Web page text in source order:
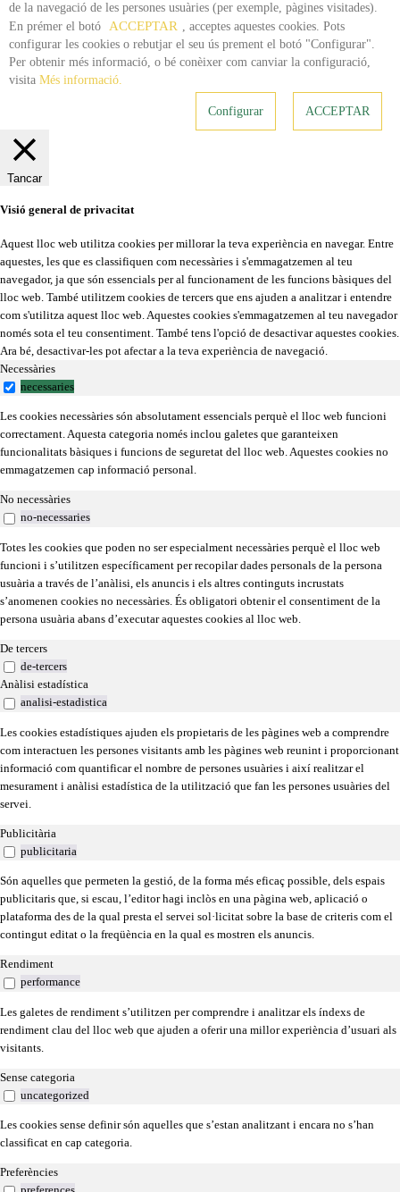
de la navegació de les persones usuàries (per exemple, pàgines visitades).
En prémer el botó
ACCEPTAR , acceptes aquestes cookies. Pots
configurar les cookies o rebutjar el seu ús prement el botó "Configurar".
Per obtenir més informació, o bé conèixer com canviar la configuració,
visita Més informació.
Configurar ACCEPTAR
Tancar
Visió general de privacitat
Aquest lloc web utilitza cookies per millorar la teva experiència en navegar. Entre
aquestes, les que es classifiquen com necessàries i s'emmagatzemen al teu
navegador, ja que són essencials per al funcionament de les funcions bàsiques del
lloc web. També utilitzem cookies de tercers que ens ajuden a analitzar i entendre
com s'utilitza aquest lloc web. Aquestes cookies s'emmagatzemen al teu navegador
només sota el teu consentiment. També tens l'opció de desactivar aquestes cookies.
Ara bé, desactivar-les pot afectar a la teva experiència de navegació.
Necessàries
necessaries
Les cookies necessàries són absolutament essencials perquè el lloc web funcioni
correctament. Aquesta categoria només inclou galetes que garanteixen
funcionalitats bàsiques i funcions de seguretat del lloc web. Aquestes cookies no
emmagatzemen cap informació personal.
No necessàries
no-necessaries
Totes les cookies que poden no ser especialment necessàries perquè el lloc web
funcioni i s’utilitzen específicament per recopilar dades personals de la persona
usuària a través de l’anàlisi, els anuncis i els altres continguts incrustats
s’anomenen cookies no necessàries. És obligatori obtenir el consentiment de la
persona usuària abans d’executar aquestes cookies al lloc web.
De tercers
de-tercers
Anàlisi estadística
analisi-estadistica
Les cookies estadístiques ajuden els propietaris de les pàgines web a comprendre
com interactuen les persones visitants amb les pàgines web reunint i proporcionant
informació com quantificar el nombre de persones usuàries i així realitzar el
mesurament i anàlisi estadística de la utilització que fan les persones usuàries del
servei.
Publicitària
publicitaria
Són aquelles que permeten la gestió, de la forma més eficaç possible, dels espais
publicitaris que, si escau, l’editor hagi inclòs en una pàgina web, aplicació o
plataforma des de la qual presta el servei sol·licitat sobre la base de criteris com el
contingut editat o la freqüència en la qual es mostren els anuncis.
Rendiment
performance
Les galetes de rendiment s’utilitzen per comprendre i analitzar els índexs de
rendiment clau del lloc web que ajuden a oferir una millor experiència d’usuari als
visitants.
Sense categoria
uncategorized
Les cookies sense definir són aquelles que s’estan analitzant i encara no s’han
classificat en cap categoria.
Preferències